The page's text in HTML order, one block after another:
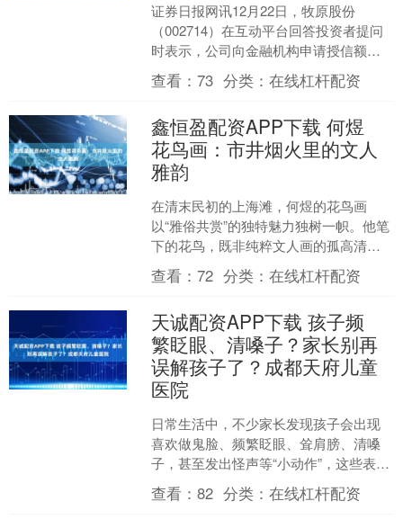
证券日报网讯12月22日，牧原股份
（002714）在互动平台回答投资者提问
时表示，公司向金融机构申请授信额度
是为满足经营发展需求所做的准备，授
信额度不等于实际融....
查看：73 分类：在线杠杆配资
鑫恒盈配资APP下载 何煜
花鸟画：市井烟火里的文人
雅韵
在清末民初的上海滩，何煜的花鸟画
以“雅俗共赏”的独特魅力独树一帜。他笔
下的花鸟，既非纯粹文人画的孤高清
冷，亦非市井艺术的粗陋直白，而是巧
妙地将市井烟火气与文人雅....
查看：72 分类：在线杠杆配资
天诚配资APP下载 孩子频
繁眨眼、清嗓子？家长别再
误解孩子了？成都天府儿童
医院
日常生活中，不少家长发现孩子会出现
喜欢做鬼脸、频繁眨眼、耸肩膀、清嗓
子，甚至发出怪声等“小动作”，这些表现
常被误认为是“坏习惯”或“调皮捣蛋”，有
些家长甚至会批....
查看：82 分类：在线杠杆配资